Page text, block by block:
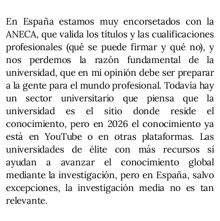
En España estamos muy encorsetados con la
ANECA, que valida los títulos y las cualificaciones
profesionales (qué se puede firmar y qué no), y
nos perdemos la razón fundamental de la
universidad, que en mi opinión debe ser preparar
a la gente para el mundo profesional. Todavía hay
un sector universitario que piensa que la
universidad es el sitio donde reside el
conocimiento, pero en 2026 el conocimiento ya
está en YouTube o en otras plataformas. Las
universidades de élite con más recursos sí
ayudan a avanzar el conocimiento global
mediante la investigación, pero en España, salvo
excepciones, la investigación media no es tan
relevante.